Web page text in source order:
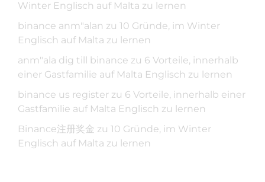
Winter Englisch auf Malta zu lernen
binance anm"alan zu 10 Gründe, im Winter
Englisch auf Malta zu lernen
anm"ala dig till binance zu 6 Vorteile, innerhalb
einer Gastfamilie auf Malta Englisch zu lernen
binance us register zu 6 Vorteile, innerhalb einer
Gastfamilie auf Malta Englisch zu lernen
Binance注册奖金 zu 10 Gründe, im Winter
Englisch auf Malta zu lernen